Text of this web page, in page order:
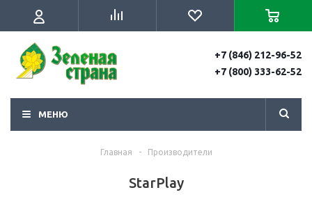
+7 (846) 212-96-52
+7 (800) 333-62-52
МЕНЮ
Главная - Производители
StarPlay